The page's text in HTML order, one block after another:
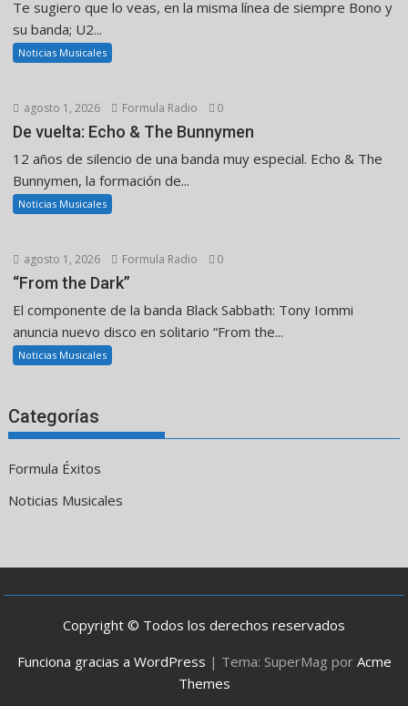
Te sugiero que lo veas, en la misma línea de siempre Bono y
su banda; U2...
Noticias Musicales
agosto 1, 2026 Formula Radio 0
De vuelta: Echo & The Bunnymen
12 años de silencio de una banda muy especial. Echo & The
Bunnymen, la formación de...
Noticias Musicales
agosto 1, 2026 Formula Radio 0
“From the Dark”
El componente de la banda Black Sabbath: Tony Iommi
anuncia nuevo disco en solitario “From the...
Noticias Musicales
Categorías
Formula Éxitos
Noticias Musicales
Copyright © Todos los derechos reservados
Funciona gracias a WordPress | Tema: SuperMag por Acme
Themes